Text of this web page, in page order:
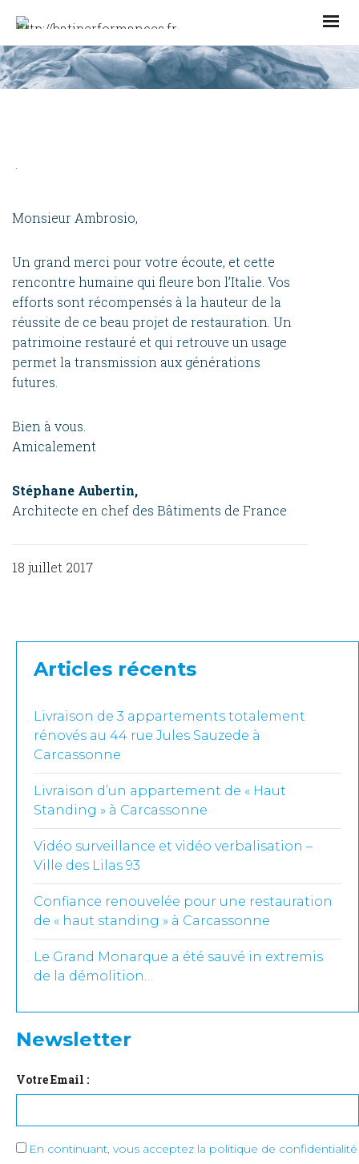
Monsieur Ambrosio,
Un grand merci pour votre écoute, et cette
rencontre humaine qui fleure bon l’Italie. Vos
efforts sont récompensés à la hauteur de la
réussite de ce beau projet de restauration. Un
patrimoine restauré et qui retrouve un usage
permet la transmission aux générations
futures.
Bien à vous.
Amicalement
Stéphane Aubertin,
Architecte en chef des Bâtiments de France
18 juillet 2017
Articles récents
Livraison de 3 appartements totalement
rénovés au 44 rue Jules Sauzede à
Carcassonne
Livraison d’un appartement de « Haut
Standing » à Carcassonne
Vidéo surveillance et vidéo verbalisation –
Ville des Lilas 93
Confiance renouvelée pour une restauration
de « haut standing » à Carcassonne
Le Grand Monarque a été sauvé in extremis
de la démolition…
Newsletter
Votre Email :
En continuant, vous acceptez la politique de confidentialité